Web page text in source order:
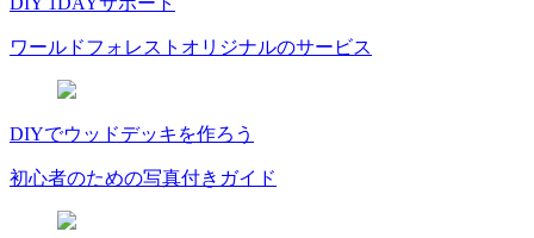
ワールドフォレストオリジナルのサービス
DIYでウッドデッキを作ろう
初心者のための写真付きガイド